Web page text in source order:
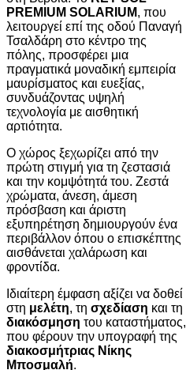
PREMIUM SOLARIUM, που
λειτουργεί επί της οδού Παναγή
Τσαλδάρη στο κέντρο της
πόλης, προσφέρει μια
πραγματικά μοναδική εμπειρία
μαυρίσματος και ευεξίας,
συνδυάζοντας υψηλή
τεχνολογία με αισθητική
αρτιότητα.
Ο χώρος ξεχωρίζει από την
πρώτη στιγμή για τη ζεστασιά
και την κομψότητά του. Ζεστά
χρώματα, άνεση, άμεση
πρόσβαση και άριστη
εξυπηρέτηση δημιουργούν ένα
περιβάλλον όπου ο επισκέπτης
αισθάνεται χαλάρωση και
φροντίδα.
Ιδιαίτερη έμφαση αξίζει να δοθεί
στη μελέτη, τη σχεδίαση και τη
διακόσμηση του καταστήματος,
που φέρουν την υπογραφή της
διακοσμήτριας Νίκης
Μποσμαλή.